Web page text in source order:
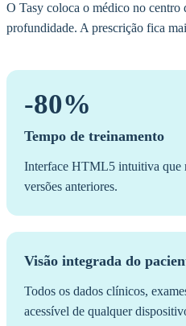
O Tasy coloca o médico no
profundidade. A prescrição fica
-80%
Tempo de treinamento
Interface HTML5 intuitiva que
versões anteriores.
Visão integrada do
Todos os dados clínicos,
acessível de qualquer